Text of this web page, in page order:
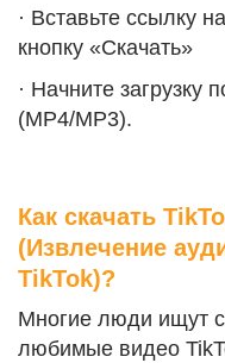
· Вставьте ссылку
кнопку «Скачать»
· Начните
(MP4/MP3).
Как скачать
(Извлечение
TikTok)?
Многие люди ищут
любимые видео